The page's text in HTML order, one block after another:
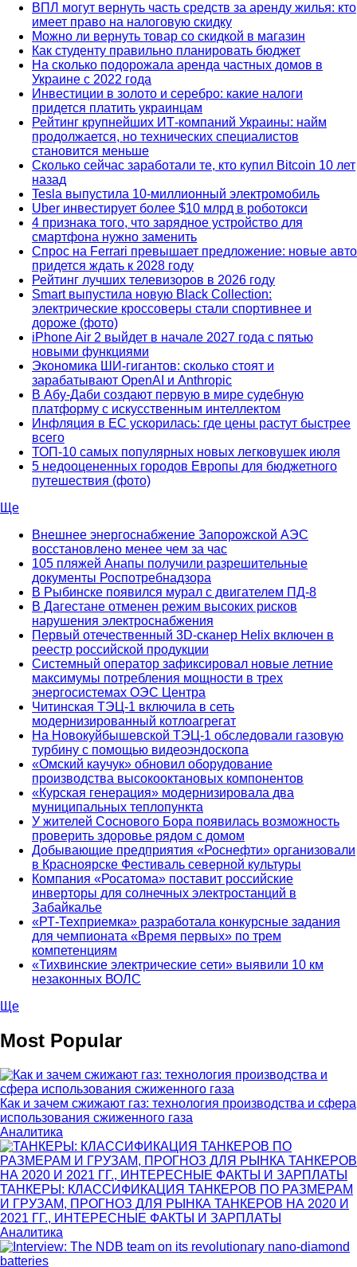
ВПЛ могут вернуть часть средств за аренду жилья: кто
имеет право на налоговую скидку
Можно ли вернуть товар со скидкой в ​​магазин
Как студенту правильно планировать бюджет
На сколько подорожала аренда частных домов в
Украине с 2022 года
Инвестиции в золото и серебро: какие налоги
придется платить украинцам
Рейтинг крупнейших ИТ-компаний Украины: найм
продолжается, но технических специалистов
становится меньше
Сколько сейчас заработали те, кто купил Bitcoin 10 лет
назад
Tesla выпустила 10-миллионный электромобиль
Uber инвестирует более $10 млрд в роботокси
4 признака того, что зарядное устройство для
смартфона нужно заменить
Спрос на Ferrari превышает предложение: новые авто
придется ждать к 2028 году
Рейтинг лучших телевизоров в 2026 году
Smart выпустила новую Black Collection:
электрические кроссоверы стали спортивнее и
дороже (фото)
iPhone Air 2 выйдет в начале 2027 года с пятью
новыми функциями
Экономика ШИ-гигантов: сколько стоят и
зарабатывают OpenAI и Anthropic
В Абу-Даби создают первую в мире судебную
платформу с искусственным интеллектом
Инфляция в ЕС ускорилась: где цены растут быстрее
всего
ТОП-10 самых популярных новых легковушек июля
5 недооцененных городов Европы для бюджетного
путешествия (фото)
Ще
Внешнее энергоснабжение Запорожской АЭС
восстановлено менее чем за час
105 пляжей Анапы получили разрешительные
документы Роспотребнадзора
В Рыбинске появился мурал с двигателем ПД-8
В Дагестане отменен режим высоких рисков
нарушения электроснабжения
Первый отечественный 3D-сканер Helix включен в
реестр российской продукции
Системный оператор зафиксировал новые летние
максимумы потребления мощности в трех
энергосистемах ОЭС Центра
Читинская ТЭЦ-1 включила в сеть
модернизированный котлоагрегат
На Новокуйбышевской ТЭЦ-1 обследовали газовую
турбину с помощью видеоэндоскопа
«Омский каучук» обновил оборудование
производства высокооктановых компонентов
«Курская генерация» модернизировала два
муниципальных теплопункта
У жителей Соснового Бора появилась возможность
проверить здоровье рядом с домом
Добывающие предприятия «Роснефти» организовали
в Красноярске Фестиваль северной культуры
Компания «Росатома» поставит российские
инверторы для солнечных электростанций в
Забайкалье
«РТ-Техприемка» разработала конкурсные задания
для чемпионата «Время первых» по трем
компетенциям
«Тихвинские электрические сети» выявили 10 км
незаконных ВОЛС
Ще
Most Popular
Как и зачем сжижают газ: технология производства и сфера
использования сжиженного газа
Аналитика
ТАНКЕРЫ: КЛАССИФИКАЦИЯ ТАНКЕРОВ ПО РАЗМЕРАМ
И ГРУЗАМ, ПРОГНОЗ ДЛЯ РЫНКА ТАНКЕРОВ НА 2020 И
2021 ГГ., ИНТЕРЕСНЫЕ ФАКТЫ И ЗАРПЛАТЫ
Аналитика